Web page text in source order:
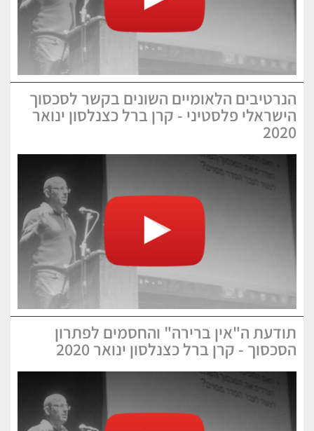
הנרטיבים הלאומיים השונים בקשר לסכסוך
הישראלי פלסטיני - קרן ברל כצנלסון ינואר
2020
תודעת ה"אין ברירה" והחסמים לפתרון
הסכסוך - קרן ברל כצנלסון ינואר 2020